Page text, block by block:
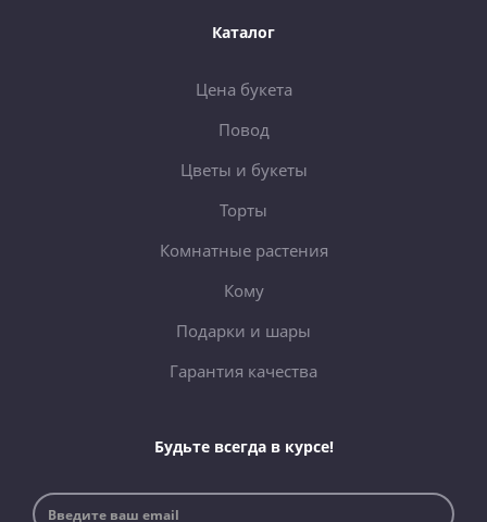
Каталог
Цена букета
Повод
Цветы и букеты
Торты
Комнатные растения
Кому
Подарки и шары
Гарантия качества
Будьте всегда в курсе!